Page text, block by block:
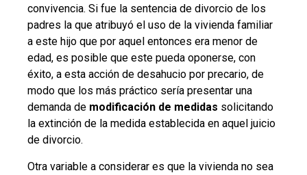
convivencia. Si fue la sentencia de divorcio de los
padres la que atribuyó el uso de la vivienda familiar
a este hijo que por aquel entonces era menor de
edad, es posible que este pueda oponerse, con
éxito, a esta acción de desahucio por precario, de
modo que los más práctico sería presentar una
demanda de modificación de medidas solicitando
la extinción de la medida establecida en aquel juicio
de divorcio.
Otra variable a considerar es que la vivienda no sea